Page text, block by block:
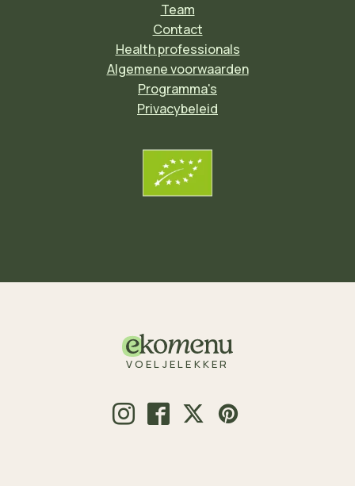
Team
Contact
Health professionals
Algemene voorwaarden
Programma's
Privacybeleid
VOELJELEKKER